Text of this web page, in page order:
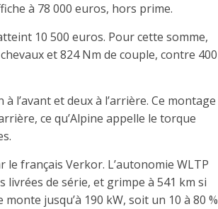
à 78 000 euros, hors prime.
10 500 euros. Pour cette somme,
et 824 Nm de couple, contre 400
l’avant et deux à l’arrière. Ce montage
ce qu’Alpine appelle le torque
français Verkor. L’autonomie WLTP
livrées de série, et grimpe à 541 km si
jusqu’à 190 kW, soit un 10 à 80 %